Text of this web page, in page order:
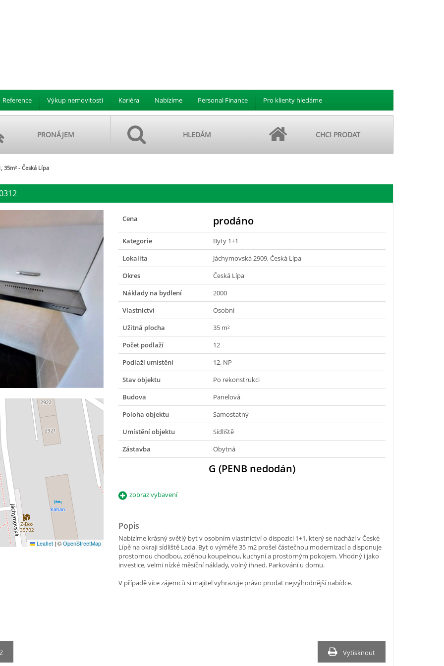
Reference Výkup nemovitosti Kariéra Nabízíme Personal Finance Pro klienty hledáme
PRONÁJEM HLEDÁM CHCI PRODAT
35m² - Česká Lípa
Leaflet | ©OpenStreetMap
Cena prodáno
Kategorie
Byty 1+1
Lokalita
Jáchymovská 2909, Česká Lípa
Okres
Česká Lípa
Náklady na bydlení
2000
Vlastnictví
Osobní
Užitná plocha
35 m²
Počet podlaží
12
Podlaží umístění
12. NP
Stav objektu
Po rekonstrukci
Budova
Panelová
Poloha objektu
Samostatný
Umístění objektu
Sídliště
Zástavba
Obytná
G (PENB nedodán)
zobraz vybavení
Popis
Nabízíme krásný světlý byt v osobním vlastnictví o dispozici 1+1, který se nachází v České
Lípě na okraji sídliště Lada. Byt o výměře 35 m2 prošel částečnou modernizací a disponuje
prostornou chodbou, zděnou koupelnou, kuchyní a prostorným pokojem. Vhodný i jako
investice, velmi nízké měsíční náklady, volný ihned. Parkování u domu.
V případě více zájemců si majitel vyhrazuje právo prodat nejvýhodnější nabídce.
Vytisknout